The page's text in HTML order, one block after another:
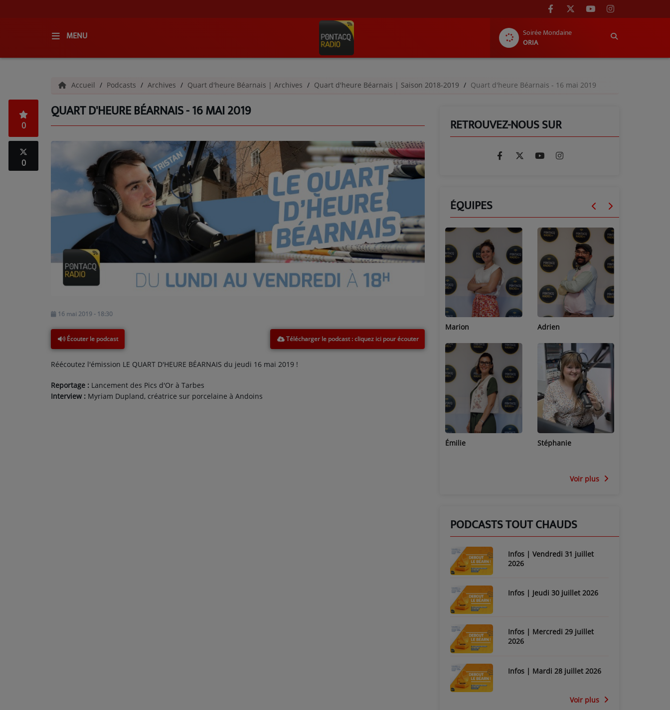
MENU
Soirée Mondaine
ORIA
QUI SOMMES-NOUS ?
GRILLE DES PROGRAMMES
C'ÉTAIT QUOI CE TITRE ?
PODCASTS - SAISON 2026/2027
NOS PROGRAMMES COURTS
ARCHIVES - SAISONS PASSÉES
ANNONCEURS & ESPACE PRO
VOTRE PUBLICITÉ SUR PONTACQ RADIO
ÉDUCATION AUX MÉDIAS ET À
Accueil Podcasts Archives Quart d'heure Béarnais | Archives Quart d'heure Béarnais | Saison 2018-2019 Quart d'heure Béarnais - 16 mai 2019
QUART D'HEURE BÉARNAIS - 16 MAI 2019
0
0
16 mai 2019 - 18:30
Écouter le podcast Télécharger le podcast
Réécoutez l'émission LE QUART D'HEURE BÉARNAIS du jeudi 16 mai 2019 !
Reportage : Lancement des Pics d'Or à Tarbes
Interview : Myriam Dupland, créatrice sur porcelaine à Andoins
RETROUVEZ-NOUS SUR
ÉQUIPES
Marion Adrien
Stéphanie
Lucas
Jean-Michel
Voir plus
PODCASTS TOUT CHAUDS
Infos | Vendredi 31 juillet
2026
Infos | Jeudi 30 juillet 2026
Infos | Mercredi 29 juillet
2026
Infos | Mardi 28 juillet 2026
Voir plus